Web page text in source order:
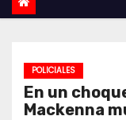
POLICIALES
En un
Mackenna